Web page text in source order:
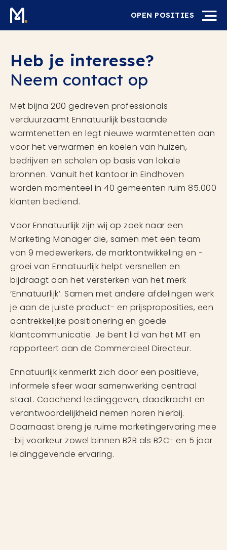
OPEN POSITIES
Heb je interesse?
Neem contact op
Met bijna 200 gedreven professionals
verduurzaamt Ennatuurlijk bestaande
warmtenetten en legt nieuwe warmtenetten aan
voor het verwarmen en koelen van huizen,
bedrijven en scholen op basis van lokale
bronnen. Vanuit het kantoor in Eindhoven
worden momenteel in 40 gemeenten ruim 85.000
klanten bediend.
Voor Ennatuurlijk zijn wij op zoek naar een
Marketing Manager die, samen met een team
van 9 medewerkers, de marktontwikkeling en -
groei van Ennatuurlijk helpt versnellen en
bijdraagt aan het versterken van het merk
‘Ennatuurlijk’. Samen met andere afdelingen werk
je aan de juiste product- en prijsproposities, een
aantrekkelijke positionering en goede
klantcommunicatie. Je bent lid van het MT en
rapporteert aan de Commercieel Directeur.
Ennatuurlijk kenmerkt zich door een positieve,
informele sfeer waar samenwerking centraal
staat. Coachend leidinggeven, daadkracht en
verantwoordelijkheid nemen horen hierbij.
Daarnaast breng je ruime marketingervaring mee
-bij voorkeur zowel binnen B2B als B2C- en 5 jaar
leidinggevende ervaring.